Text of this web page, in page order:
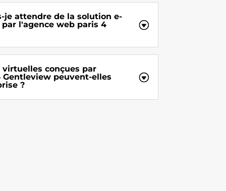
je attendre de la solution e-
l'agence web paris 4
conçues par
peuvent-elles
?